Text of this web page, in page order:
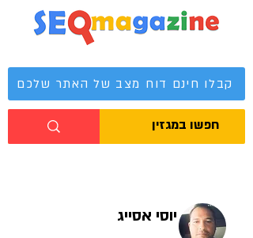
מגזין קידום אתרים
קבלו חינם דוח מצב של האתר שלכם
יוסי אסייג